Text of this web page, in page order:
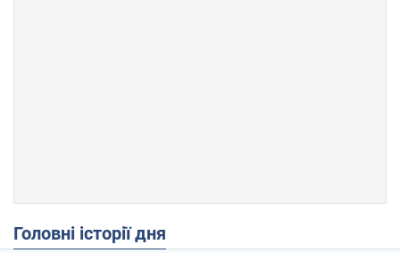
Головні історії дня